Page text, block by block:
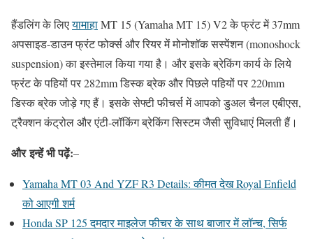
हैंडलिंग के लिएयामाहाMT 15 (Yamaha MT 15) V2 के फ्रंट में 37mm
अपसाइड-डाउन फ्रंट फोर्क्स और रियर में मोनोशॉक सस्पेंशन (monoshock
suspension) का इस्तेमाल किया गया है। और इसके ब्रेकिंग कार्य के लिये
फ्रंट के पहियों पर 282mm डिस्क ब्रेक और पिछले पहियों पर 220mm
डिस्क ब्रेक जोड़े गए हैं। इसके सेफ्टी फीचर्स में आपको डुअल चैनल एबीएस,
ट्रैक्शन कंट्रोल और एंटी-लॉकिंग ब्रेकिंग सिस्टम जैसी सुविधाएं मिलती हैं।
और इन्हें भी पढ़ें:–
Yamaha MT 03 And YZF R3 Details: कीमत देख Royal Enfield
को आएगी शर्म
Honda SP 125 दमदार माइलेज फीचर के साथ बाजार में लॉन्च, सिर्फ